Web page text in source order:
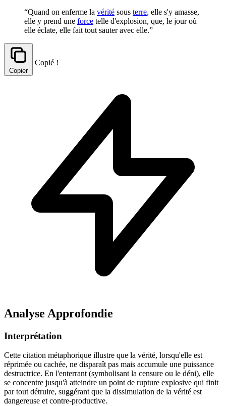
“Quand on enferme la vérité sous terre, elle s'y amasse,
elle y prend une force telle d'explosion, que, le jour où
elle éclate, elle fait tout sauter avec elle.”
Copier
Copié !
Analyse Approfondie
Interprétation
Cette citation métaphorique illustre que la vérité, lorsqu'elle est
réprimée ou cachée, ne disparaît pas mais accumule une puissance
destructrice. En l'enterrant (symbolisant la censure ou le déni), elle
se concentre jusqu'à atteindre un point de rupture explosive qui finit
par tout détruire, suggérant que la dissimulation de la vérité est
dangereuse et contre-productive.